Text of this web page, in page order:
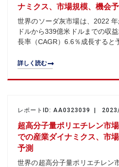
ナミクス、市場規模、機会
世界のソーダ灰市場は、2022
ドルから339億米ドルまでの収
長率（CAGR）6.6％成長すると
詳しく読む
レポートID: AA0323039 |
超高分子量ポリエチレン市
での産業ダイナミクス、市
予測
世界の超高分子量ポリエチレン